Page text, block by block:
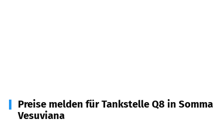
Preise melden für Tankstelle Q8 in Somma
Vesuviana